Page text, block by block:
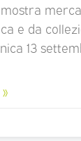
mostra
e da
13